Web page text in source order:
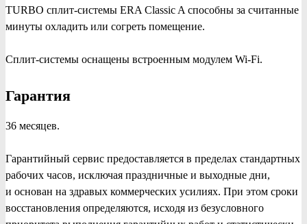
TURBO сплит-системы ERA Classic A способны за считанные
минуты охладить или согреть помещение.
Сплит-системы оснащены встроенным модулем Wi-Fi.
Гарантия
36 месяцев.
Гарантийный сервис предоставляется в пределах стандартных
рабочих часов, исключая праздничные и выходные дни,
и основан на здравых коммерческих усилиях. При этом сроки
восстановления определяются, исходя из безусловного